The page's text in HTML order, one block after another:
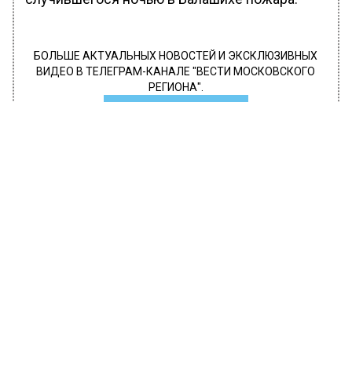
БОЛЬШЕ АКТУАЛЬНЫХ НОВОСТЕЙ И ЭКСКЛЮЗИВНЫХ
ВИДЕО В ТЕЛЕГРАМ-КАНАЛЕ "ВЕСТИ МОСКОВСКОГО
РЕГИОНА".